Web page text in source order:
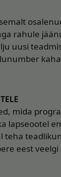
rahule
uusi
mida
lapseootel
teha
eest